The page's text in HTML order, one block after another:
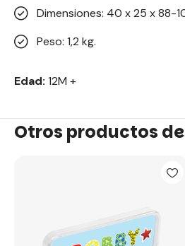
Dimensiones: 40 x 25 x 88-
Peso: 1,2 kg.
Edad: 12M +
Otros productos